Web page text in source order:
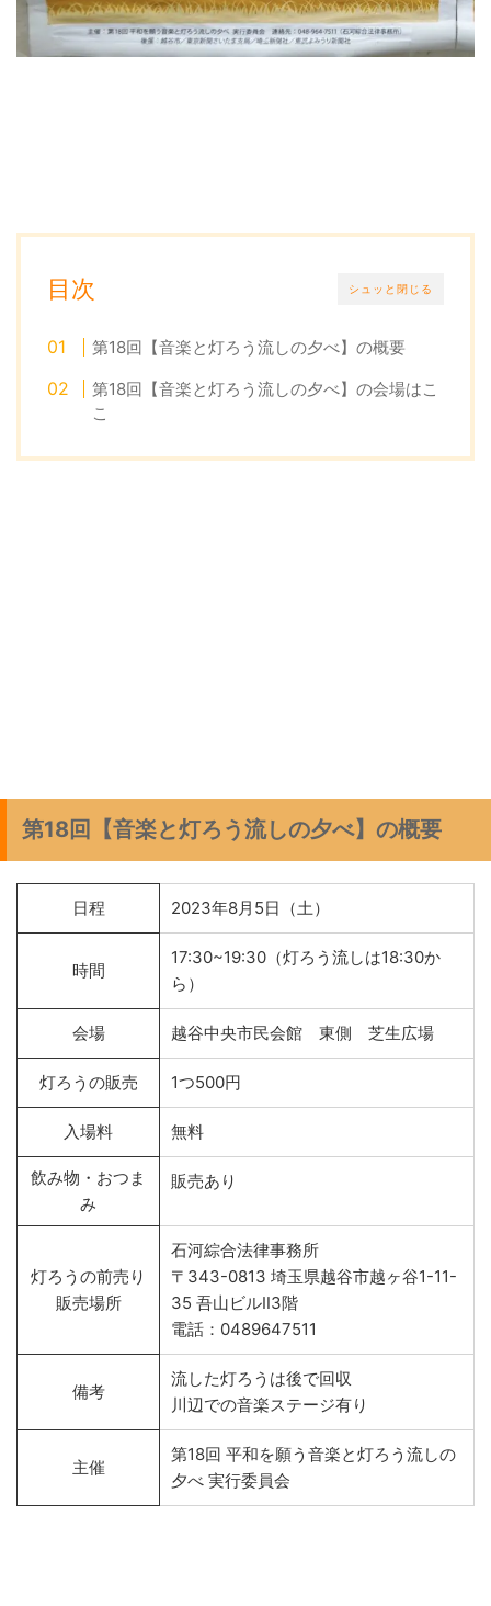
シュッと閉じる
目次
第18回【音楽と灯ろう流しの夕べ】の概要
第18回【音楽と灯ろう流しの夕べ】の会場はこ
こ
第18回【音楽と灯ろう流しの夕べ】の概要
日程 2023年8月5日（土）
時間
17:30~19:30（灯ろう流しは18:30か
ら）
会場 越谷中央市民会館 東側 芝生広場
灯ろうの販売 1つ500円
入場料 無料
飲み物・おつま
み
販売あり
灯ろうの前売り
販売場所
石河綜合法律事務所
〒343-0813 埼玉県越谷市越ヶ谷1-11-
35 吾山ビルⅡ3階
電話：0489647511
備考
流した灯ろうは後で回収
川辺での音楽ステージ有り
主催
第18回 平和を願う音楽と灯ろう流しの
夕べ 実行委員会